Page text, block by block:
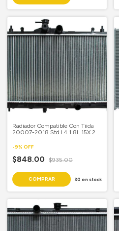
Radiador Compatible Con Tiida
20007-2018 Std L4 1.8L 15X 23
-9% OFF
$848.00 $935.00
30 en stock